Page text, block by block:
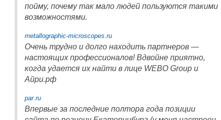
пойму, почему так мало людей пользуются такими
возможностями.
metallographic-microscopes.ru
Очень трудно и долго находить партнеров —
настоящих профессионалов! Вдвойне приятно,
когда удается их найти в лице WEBO Group и
Айри.рф
par.ru
Впервые за последние полтора года позиции